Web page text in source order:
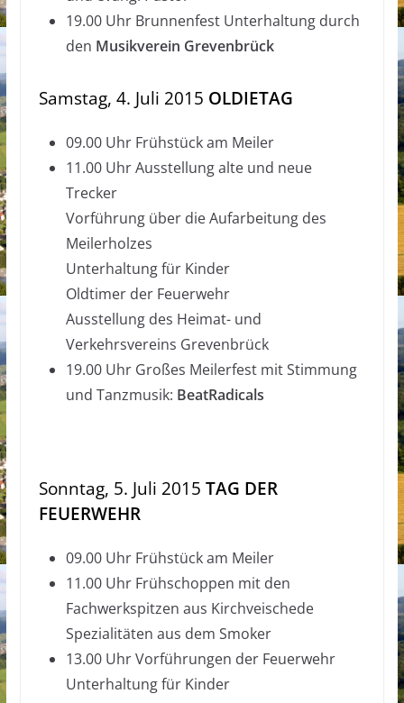
19.00 Uhr Brunnenfest Unterhaltung durch
den Musikverein Grevenbrück
Samstag, 4. Juli 2015 OLDIETAG
09.00 Uhr Frühstück am Meiler
11.00 Uhr Ausstellung alte und neue
Trecker
Vorführung über die Aufarbeitung des
Meilerholzes
Unterhaltung für Kinder
Oldtimer der Feuerwehr
Ausstellung des Heimat- und
Verkehrsvereins Grevenbrück
19.00 Uhr Großes Meilerfest mit Stimmung
und Tanzmusik: BeatRadicals
Sonntag, 5. Juli 2015 TAG DER
FEUERWEHR
09.00 Uhr Frühstück am Meiler
11.00 Uhr Frühschoppen mit den
Fachwerkspitzen aus Kirchveischede
Spezialitäten aus dem Smoker
13.00 Uhr Vorführungen der Feuerwehr
Unterhaltung für Kinder